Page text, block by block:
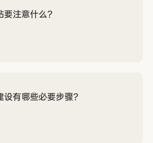
注意什么？
有哪些必要步骤？